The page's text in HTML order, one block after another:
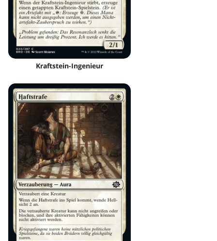
Kraftstein-Ingenieur